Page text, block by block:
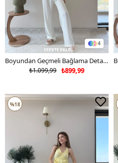
4
SEPETE EKLE
Boyundan Geçmeli Bağlama Detay Sırt Dekolte Bluz ve Pantolonlu Gofre İkili Takım Beyaz 2300
₺899,99
₺1.099,99
%18